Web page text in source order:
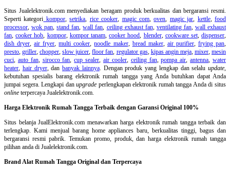
Situs Jualelektronik.com menyediakan beragam produk berkualitas dan bergaransi resmi.
Seperti kategori kompor,setrika rice cooker magic com,oven magic jar kettle,food
processor ,wok pan ,stand fan ,wall fan ceiling exhaust fan, ventilating fan, wall exhaust
fan ,cooker hob kompor, kompor tanam,cooker hood blender, cookware set,dispenser
dish dryer ,air fryer ,multi cooker ,noodle maker, bread maker, air purifier, frying pan
presto ,griller ,chopper ,slow juicer ,floor fan regulator gas, kipas angin meja, mixer,mesin
cuci auto fan, sirocco fan ,cup sealer ,air cooler, ceiling fan,pompa air ,antenna ,water
heater hair dryer, dan banyak lainnya. Dengan produk yang lengkap dan selalu update
kebutuhan spesialis barang elektronik rumah tangga yang Anda butuhkan dapat Anda
jumpai segera. Lengkapi danupgrade perlengkapan elektronik rumah tangga Anda di situs
online terpercaya Jualelektronik.com.
Harga Elektronik Rumah Tangga Terbaik dengan Garansi Original 100%
Situs belanjaJualElektronik.com menawarkan harga elektronik rumah tangga terbaik dan
terlengkap. Kami menjual barang home appliances baru, berkualitas tinggi, bagus dan
bergaransi resmi pabrik. Temukan promo, produk, dan harga elektronik rumah tangga
pilihan anda di Jualelektronik.com.
Brand Alat Rumah Tangga Original dan Terpercaya